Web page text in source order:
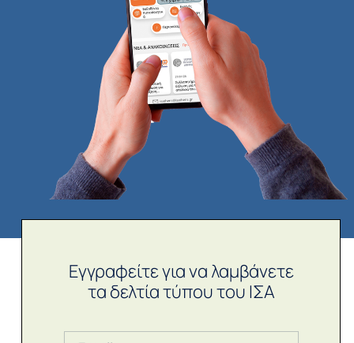
Εγγραφείτε για να λαμβάνετε
τα δελτία τύπου του ΙΣΑ